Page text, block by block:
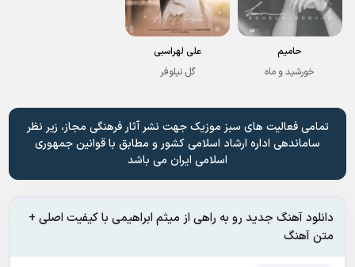
حامیم
خورشید و ماه
علی لهراسبی
گل نیلوفر
تمامی فعالیت های سبز موزیک جهت نشر آثار فرهنگی مجاز، زیر نظر
ساماندهی اداره ارشاد اسلامی کشور و مطابق با قوانین جمهوری
اسلامی ایران می باشد
دانلود آهنگ جدید رو به راهی از میثم ابراهیمی با کیفیت اصلی +
متن آهنگ